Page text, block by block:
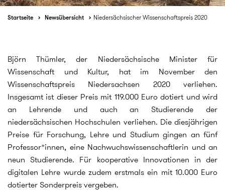
Startseite Newsübersicht Niedersächsischer Wissenschaftspreis 2020
Björn Thümler, der Niedersächsische Minister für
Wissenschaft und Kultur, hat im November den
Wissenschaftspreis Niedersachsen 2020 verliehen.
Insgesamt ist dieser Preis mit 119.000 Euro dotiert und wird
an Lehrende und auch an Studierende der
niedersächsischen Hochschulen verliehen. Die diesjährigen
Preise für Forschung, Lehre und Studium gingen an fünf
Professor*innen, eine Nachwuchswissenschaftlerin und an
neun Studierende. Für kooperative Innovationen in der
digitalen Lehre wurde zudem erstmals ein mit 10.000 Euro
dotierter Sonderpreis vergeben.